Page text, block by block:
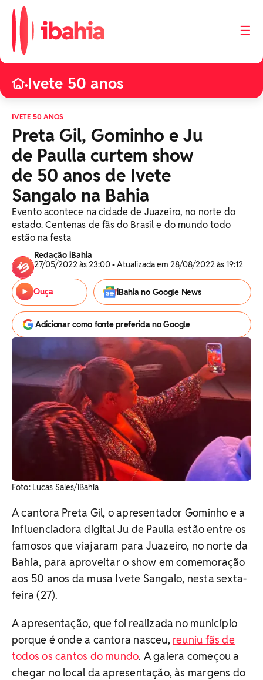
☰
•Ivete 50 anos
IVETE 50 ANOS
Preta Gil, Gominho e Ju
de Paulla curtem show
de 50 anos de Ivete
Sangalo na Bahia
Evento acontece na cidade de Juazeiro, no norte do
estado. Centenas de fãs do Brasil e do mundo todo
estão na festa
Redação iBahia
27/05/2022 às 23:00 • Atualizada em 28/08/2022 às 19:12
Ouça iBahia no Google News
Adicionar como fonte preferida no Google
Foto: Lucas Sales/iBahia
A cantora Preta Gil, o apresentador Gominho e a
influenciadora digital Ju de Paulla estão entre os
famosos que viajaram para Juazeiro, no norte da
Bahia, para aproveitar o show em comemoração
aos 50 anos da musa Ivete Sangalo, nesta sexta-
feira (27).
A apresentação, que foi realizada no município
porque é onde a cantora nasceu, reuniu fãs de
todos os cantos do mundo. A galera começou a
chegar no local da apresentação, às margens do